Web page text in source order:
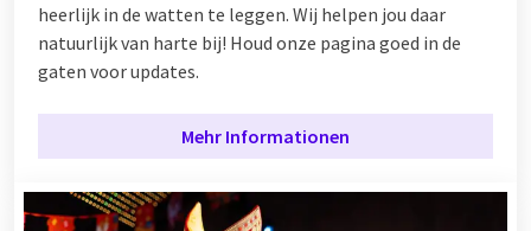
heerlijk in de watten te leggen. Wij helpen jou daar
natuurlijk van harte bij! Houd onze pagina goed in de
gaten voor updates.
Mehr Informationen